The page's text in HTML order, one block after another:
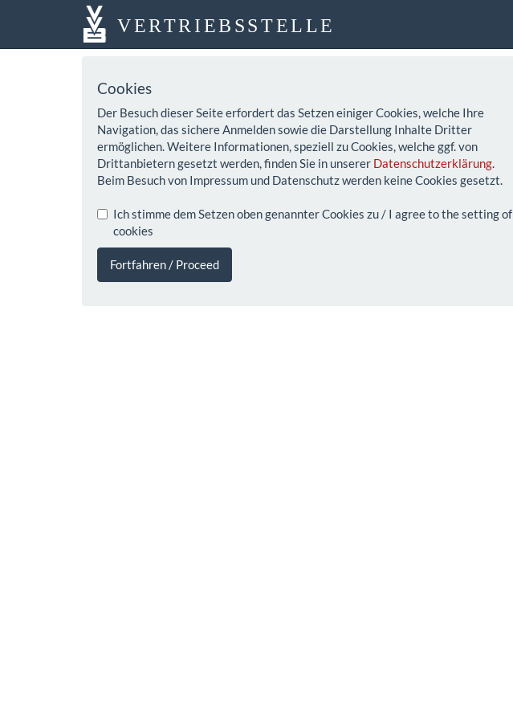
VERTRIEBSSTELLE
Cookies
Der Besuch dieser Seite erfordert das Setzen einiger Cookies, welche Ihre
Navigation, das sichere Anmelden sowie die Darstellung Inhalte Dritter
ermöglichen. Weitere Informationen, speziell zu Cookies, welche ggf. von
Drittanbietern gesetzt werden, finden Sie in unserer Datenschutzerklärung.
Beim Besuch von Impressum und Datenschutz werden keine Cookies gesetzt.
Ich stimme dem Setzen oben genannter Cookies zu / I agree to the setting of
cookies
Fortfahren / Proceed